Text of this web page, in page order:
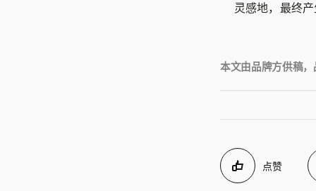
灵感地，最终
本文由品牌方供稿
点赞